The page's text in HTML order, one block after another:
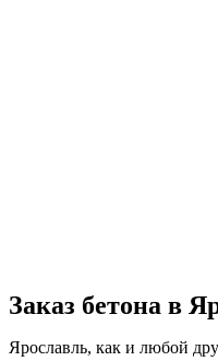
Заказ бетона в
Ярославль, как и любой